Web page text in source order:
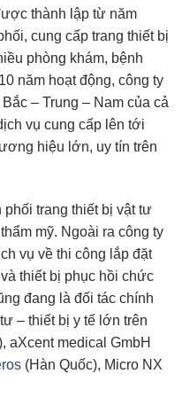
thành lập từ năm
cung cấp trang thiết bị
phòng khám, bệnh
năm hoạt động, công ty
– Trung – Nam của cả
vụ cung cấp lên tới
hiệu lớn, uy tín trên
phối trang thiết bị vật tư
mỹ. Ngoài ra công ty
vụ về thi công lắp đặt
thiết bị phục hồi chức
đang là đối tác chính
– thiết bị y tế lớn trên
aXcent medical GmbH
(Hàn Quốc), Micro NX